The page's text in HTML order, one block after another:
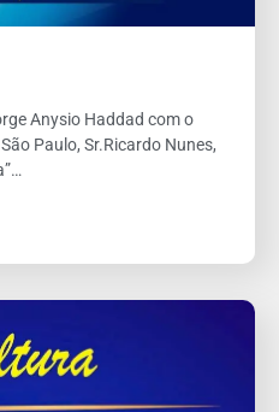
Anysio Haddad com o
Paulo, Sr.Ricardo Nunes,